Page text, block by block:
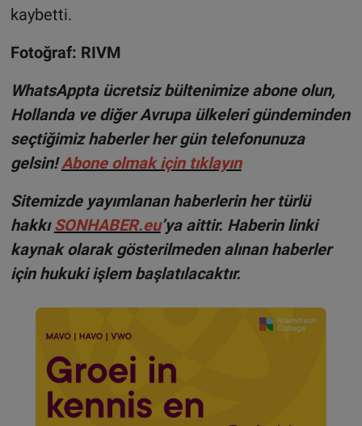
kaybetti.
Fotoğraf: RIVM
WhatsAppta ücretsiz bültenimize abone olun,
Hollanda ve diğer Avrupa ülkeleri gündeminden
seçtiğimiz haberler her gün telefonunuza
gelsin!Abone olmak için tıklayın
Sitemizde yayımlanan haberlerin her türlü
hakkıSONHABER.eu’ya aittir. Haberin linki
kaynak olarak gösterilmeden alınan haberler
için hukuki işlem başlatılacaktır.